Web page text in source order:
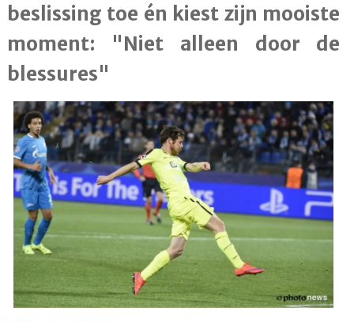
beslissing toe én kiest zijn mooiste
moment: "Niet alleen door de
blessures"